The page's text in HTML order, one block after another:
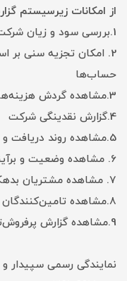
از امکانات زیرسیستم
1.بررسی سود و زیان شرکت به صورت ماهانه، فصلی و سالانه
2. امکان تجزیه سنی بر
حساب‌ها
3.مشاهده گردش هزینه‌ها به تفکیک مراکز هزینه
4.گزارش نقدینگی شرکت
5.مشاهده روند دریافت و پرداخت شرکت
6. مشاهده وضعیت و برآیند تعهدات و مطالبات
7. مشاهده مشتریان بدهکارتر
8.مشاهده تامین‌کنندگان بستانکارتر
9.مشاهده گزارش پرفروش‌ترین محصولات و خدمات
نمایندگی رسمی